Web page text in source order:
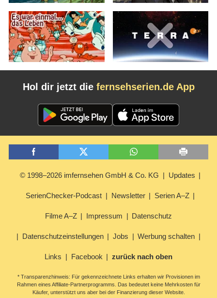
Hol dir jetzt die fernsehserien.de App
© 1998–2026 imfernsehen GmbH & Co. KG Updates
SerienChecker-Podcast Newsletter Serien A–Z
Filme A–Z Impressum Datenschutz
Datenschutzeinstellungen Jobs Werbung schalten
Links Facebook zurück nach oben
* Transparenzhinweis: Für gekennzeichnete Links erhalten wir Provisionen im
Rahmen eines Affiliate-Partnerprogramms. Das bedeutet keine Mehrkosten für
Käufer, unterstützt uns aber bei der Finanzierung dieser Website.